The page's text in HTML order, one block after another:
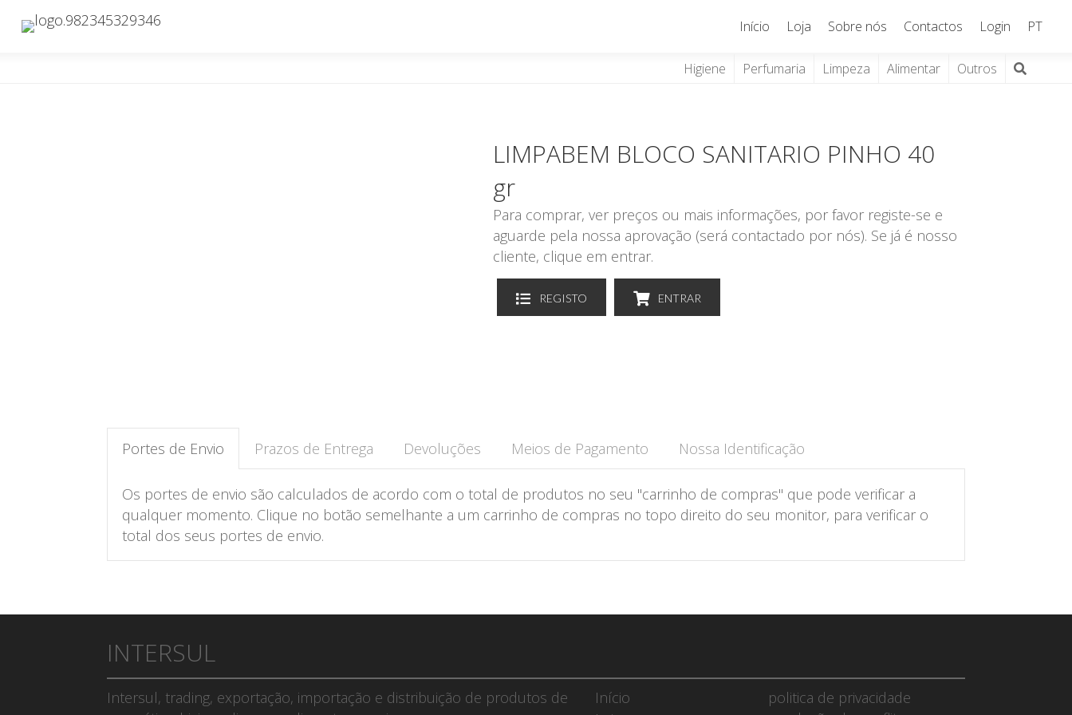
Início Loja Sobre nós Contactos Login PT
Higiene Perfumaria Limpeza Alimentar Outros
LIMPABEM BLOCO SANITARIO PINHO 40
gr
Para comprar, ver preços ou mais informações, por favor registe-se e
aguarde pela nossa aprovação (será contactado por nós). Se já é nosso
cliente, clique em entrar.
REGISTO ENTRAR
Portes de Envio Prazos de Entrega Devoluções Meios de Pagamento Nossa Identificação
Os portes de envio são calculados de acordo com o total de produtos no seu "carrinho de compras" que pode verificar a
qualquer momento. Clique no botão semelhante a um carrinho de compras no topo direito do seu monitor, para verificar o
total dos seus portes de envio.
INTERSUL
Intersul, trading, exportação, importação e distribuição de produtos de
Início
politica de privacidade